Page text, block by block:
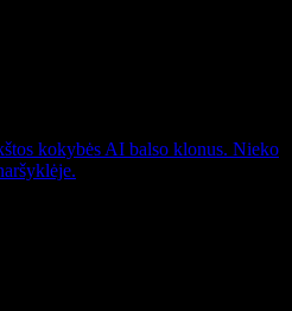
kokybės AI balso klonus. Nieko